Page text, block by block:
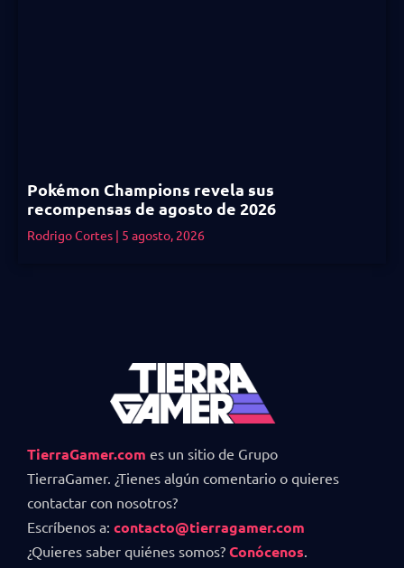
Pokémon Champions revela sus
recompensas de agosto de 2026
Rodrigo Cortes 5 agosto, 2026
TierraGamer.com es un sitio de Grupo
TierraGamer. ¿Tienes algún comentario o quieres
contactar con nosotros?
Escríbenos a: contacto@tierragamer.com
¿Quieres saber quiénes somos? Conócenos.